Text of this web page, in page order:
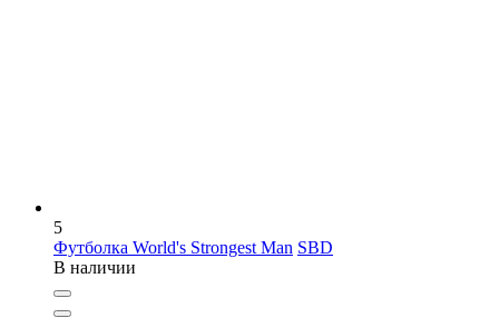
5
Футболка World's Strongest Man SBD
В наличии